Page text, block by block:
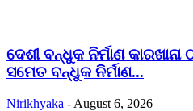
ଦେଶୀ ବନ୍ଧୁକ ନିର୍ମାଣ
ସମେତ ବନ୍ଧୁକ ନିର୍ମାଣ...
Nirikhyaka - August 6, 2026